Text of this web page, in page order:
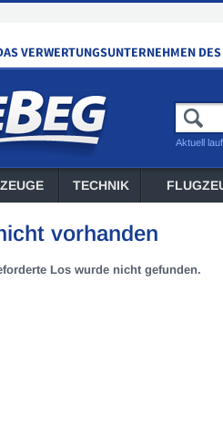
Aktuell
TECHNIK
vorhanden
Los wurde nicht gefunden.